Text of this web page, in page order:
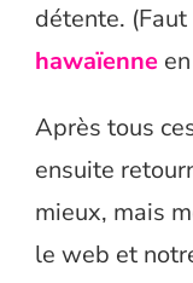
détente.
hawaïenne
Après tous
ensuite
mieux, mais
le web et